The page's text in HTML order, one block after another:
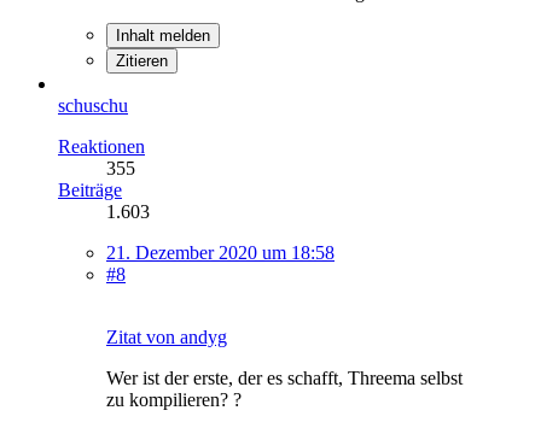
Inhalt melden
Zitieren
schuschu
Reaktionen
355
Beiträge
1.603
21. Dezember 2020 um 18:58
#8
Zitat von andyg
Wer ist der erste, der es schafft, Threema selbst
zu kompilieren? ?